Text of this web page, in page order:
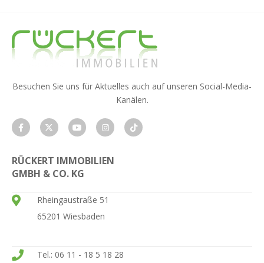
Besuchen Sie uns für Aktuelles auch auf unseren Social-Media-
Kanälen.
RÜCKERT IMMOBILIEN
GMBH & CO. KG
Rheingaustraße 51
65201 Wiesbaden
Tel.: 06 11 - 18 5 18 28